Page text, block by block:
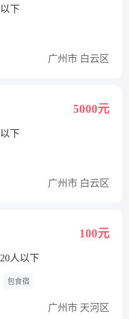
下
广州市 白云区
5000元
下
广州市 白云区
100元
20人以下
包食宿
广州市 天河区